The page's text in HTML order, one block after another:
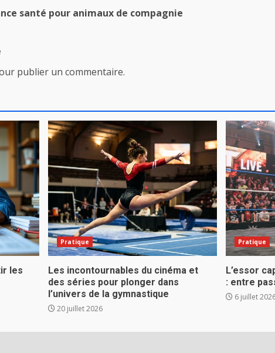
santé pour animaux de compagnie
publier un commentaire.
les
Pratique
Les incontournables du cinéma et
des séries pour plonger dans
l’univers de la gymnastique
20 juillet 2026
Pratique
L’essor
: entre
6 juillet